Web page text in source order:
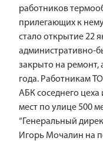
работников
прилегающих к
стало открытие 22
административно-
закрыто на ремонт,
года. Работникам
АБК соседнего цеха
мест по улице 500
“Генеральный
Игорь Мочалин на